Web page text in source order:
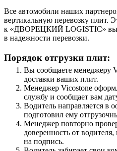
Все автомобили наших
вертикальную перевозку плит.
к «ДВОРЕЦКИЙ LOGISTIC» вы
в надежности перевозки.
Порядок отгрузки плит:
Вы сообщаете менеджеру
доставки ваших плит.
Менеджер Vicostone
службу и сообщает вам
Водитель направляется в
подготовил ему
Менеджер повторно
доверенность от
на подпись.